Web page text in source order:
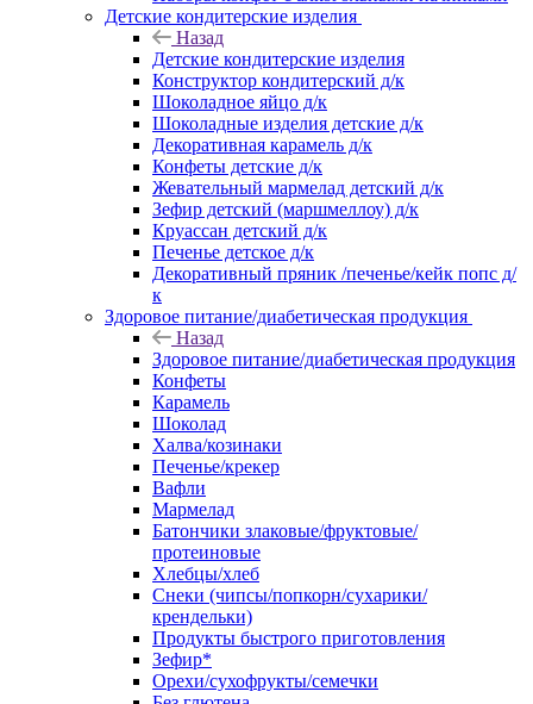
Детские кондитерские изделия
Назад
Детские кондитерские изделия
Конструктор кондитерский д/к
Шоколадное яйцо д/к
Шоколадные изделия детские д/к
Декоративная карамель д/к
Конфеты детские д/к
Жевательный мармелад детский д/к
Зефир детский (маршмеллоу) д/к
Круассан детский д/к
Печенье детское д/к
Декоративный пряник /печенье/кейк попс д/
к
Здоровое питание/диабетическая продукция
Назад
Здоровое питание/диабетическая продукция
Конфеты
Карамель
Шоколад
Халва/козинаки
Печенье/крекер
Вафли
Мармелад
Батончики злаковые/фруктовые/
протеиновые
Хлебцы/хлеб
Снеки (чипсы/попкорн/сухарики/
крендельки)
Продукты быстрого приготовления
Зефир*
Орехи/сухофрукты/семечки